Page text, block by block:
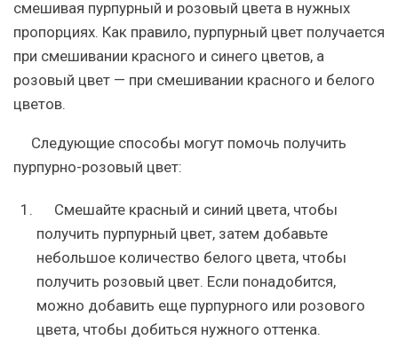
смешивая пурпурный и розовый цвета в нужных
пропорциях. Как правило, пурпурный цвет получается
при смешивании красного и синего цветов, а
розовый цвет — при смешивании красного и белого
цветов.
Следующие способы могут помочь получить
пурпурно-розовый цвет:
Смешайте красный и синий цвета, чтобы
получить пурпурный цвет, затем добавьте
небольшое количество белого цвета, чтобы
получить розовый цвет. Если понадобится,
можно добавить еще пурпурного или розового
цвета, чтобы добиться нужного оттенка.